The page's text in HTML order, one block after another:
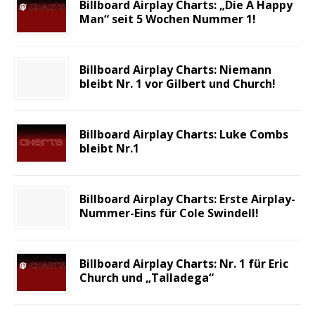
Billboard Airplay Charts: „Die A Happy
Man“ seit 5 Wochen Nummer 1!
Billboard Airplay Charts: Niemann
bleibt Nr. 1 vor Gilbert und Church!
Billboard Airplay Charts: Luke Combs
bleibt Nr.1
Billboard Airplay Charts: Erste Airplay-
Nummer-Eins für Cole Swindell!
Billboard Airplay Charts: Nr. 1 für Eric
Church und „Talladega“